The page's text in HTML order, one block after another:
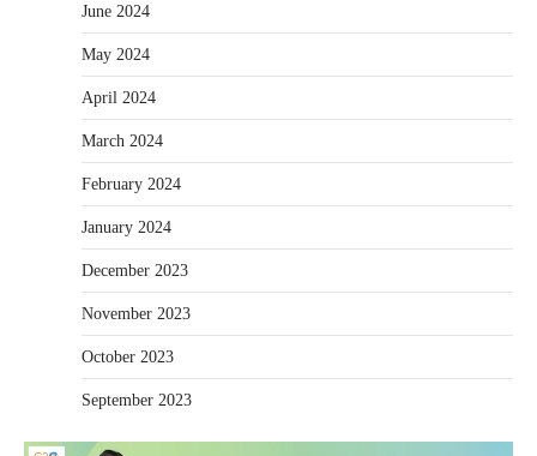
June 2024
May 2024
April 2024
March 2024
February 2024
January 2024
December 2023
November 2023
October 2023
September 2023